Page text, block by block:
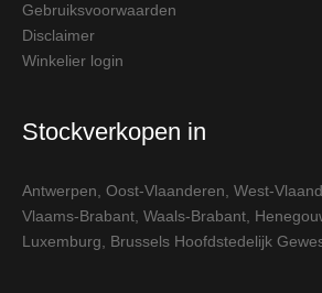
Gebruiksvoorwaarden
Disclaimer
Winkelier login
Stockverkopen in
Antwerpen Oost-Vlaanderen West-
Vlaams-Brabant Waals-Brabant
Luxemburg
Brussels Hoofdstedelijk